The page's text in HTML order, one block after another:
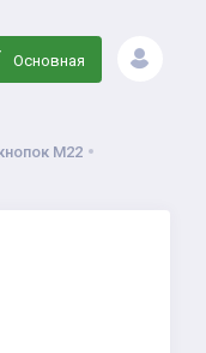
Основная
M22